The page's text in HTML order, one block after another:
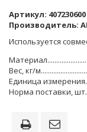
Артикул:
Производитель:
Используется
Вес, кг/
Единица
Норма поставки,